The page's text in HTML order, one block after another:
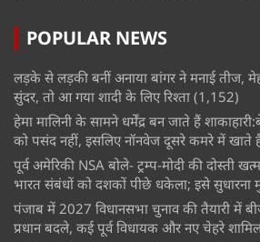
POPULAR NEWS
लड़के से लड़की बनीं अनाया बांगर ने मनाई तीज,
सुंदर, तो आ गया शादी के लिए रिश्ता (1,152)
हेमा मालिनी के सामने धर्मेंद्र बन जाते हैं
को पसंद नहीं, इसलिए नॉनवेज दूसरे कमरे में खाते
पूर्व अमेरिकी NSA बोले- ट्रम्प-मोदी की दोस्ती
भारत संबंधों को दशकों पीछे धकेला; इसे सुधारना
पंजाब में 2027 विधानसभा चुनाव की तैयारी में
प्रधान बदले, कई पूर्व विधायक और नए चेहरे